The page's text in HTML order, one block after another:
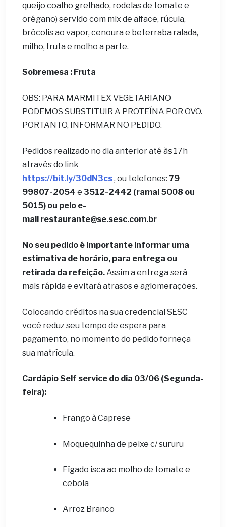
queijo coalho grelhado, rodelas de tomate e
orégano) servido com mix de alface, rúcula,
brócolis ao vapor, cenoura e beterraba ralada,
milho, fruta e molho a parte.
Sobremesa : Fruta
OBS: PARA MARMITEX VEGETARIANO
PODEMOS SUBSTITUIR A PROTEÍNA POR OVO.
PORTANTO, INFORMAR NO PEDIDO.
Pedidos realizado no dia anterior até às 17h
através do link
https://bit.ly/30dN3cs, ou telefones: 79
99807-2054 e 3512-2442 (ramal 5008 ou
5015) ou pelo e-
mail restaurante@se.sesc.com.br
No seu pedido é importante informar uma
estimativa de horário, para entrega ou
retirada da refeição.Assim a entrega será
mais rápida e evitará atrasos e aglomerações.
Colocando créditos na sua credencial SESC
você reduz seu tempo de espera para
pagamento, no momento do pedido forneça
sua matrícula.
Cardápio Self service do dia 03/06 (Segunda-
feira):
Frango à Caprese
Moquequinha de peixe c/ sururu
Fígado isca ao molho de tomate e
cebola
Arroz Branco